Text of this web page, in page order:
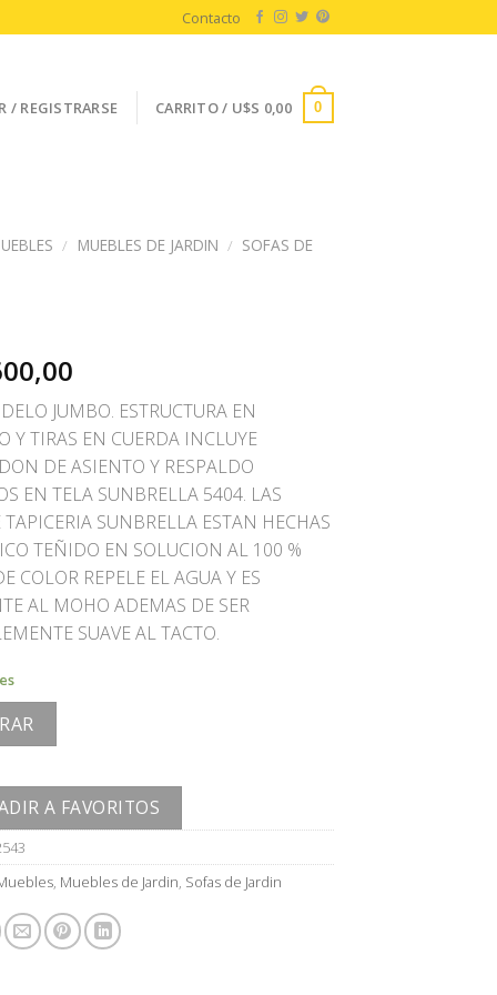
Contacto
/ REGISTRARSE CARRITO / U$S 0,00 0
/ MUEBLES DE JARDIN / SOFAS DE
JUMBO. ESTRUCTURA EN
Y TIRAS EN CUERDA INCLUYE
DE ASIENTO Y RESPALDO
EN TELA SUNBRELLA 5404. LAS
TAPICERIA SUNBRELLA ESTAN HECHAS
TEÑIDO EN SOLUCION AL 100 %
COLOR REPELE EL AGUA Y ES
AL MOHO ADEMAS DE SER
SUAVE AL TACTO.
A FAVORITOS
, Muebles de Jardin, Sofas de Jardin